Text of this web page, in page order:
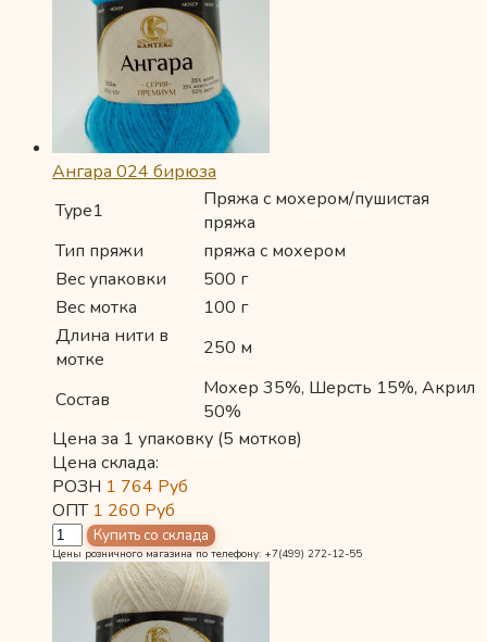
Ангара 024 бирюза
Type1
Пряжа с мохером/пушистая
пряжа
Тип пряжи
пряжа с мохером
Вес упаковки
500 г
Вес мотка
100 г
Длина нити в
мотке
250 м
Состав
Мохер 35%, Шерсть 15%, Акрил
50%
Цена за 1 упаковку (5 мотков)
Цена склада:
РОЗН 1 764 Руб
ОПТ 1 260 Руб
Цены розничного магазина по телефону: +7(499) 272-12-55